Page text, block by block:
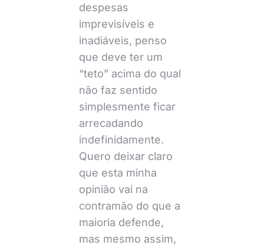
despesas
imprevisíveis e
inadiáveis, penso
que deve ter um
“teto” acima do qual
não faz sentido
simplesmente ficar
arrecadando
indefinidamente.
Quero deixar claro
que esta minha
opinião vai na
contramão do que a
maioria defende,
mas mesmo assim,